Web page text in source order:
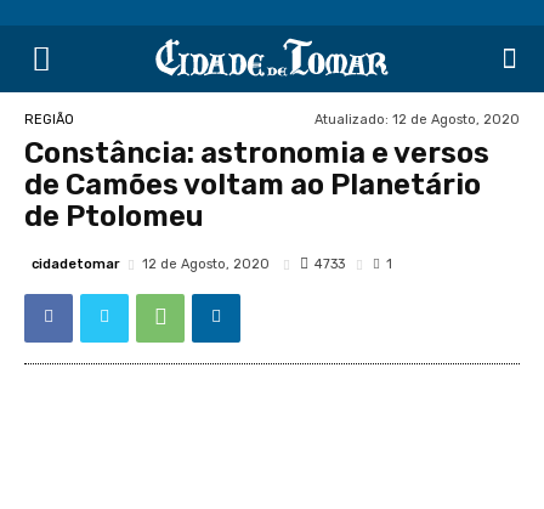
REGIÃO Atualizado: 12 de Agosto, 2020
Constância: astronomia e versos
de Camões voltam ao Planetário
de Ptolomeu
cidadetomar 12 de Agosto, 2020 4733 1